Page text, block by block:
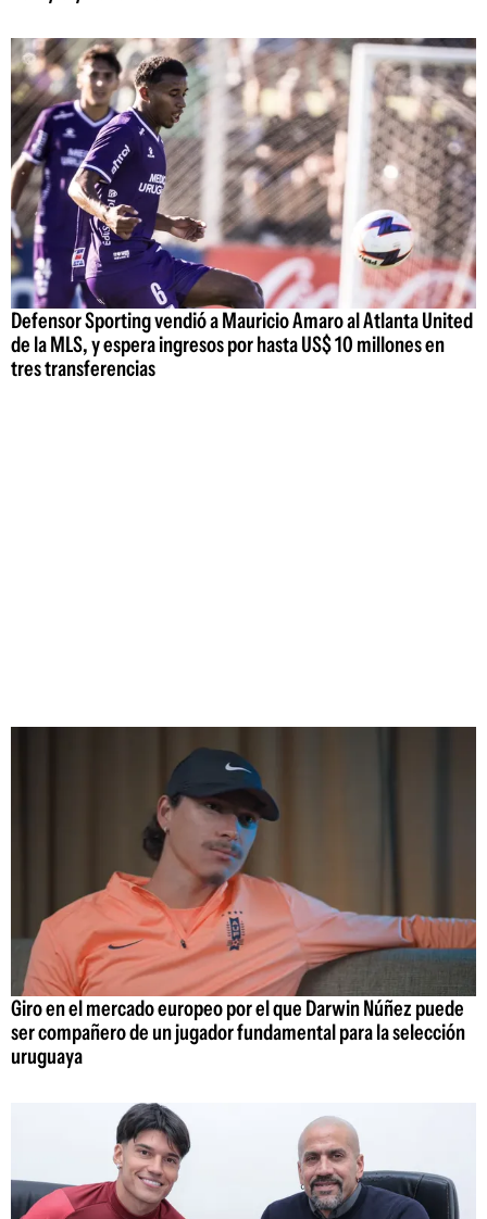
Defensor Sporting vendió a Mauricio Amaro al Atlanta United
de la MLS, y espera ingresos por hasta US$ 10 millones en
tres transferencias
Giro en el mercado europeo por el que Darwin Núñez puede
ser compañero de un jugador fundamental para la selección
uruguaya